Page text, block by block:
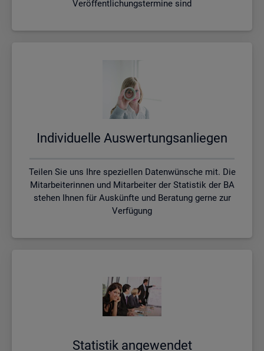
Veröffentlichungstermine sind
In­di­vi­du­el­le Aus­wer­tungs­an­lie­gen
Teilen Sie uns Ihre speziellen Datenwünsche mit. Die
Mitarbeiterinnen und Mitarbeiter der Statistik der BA
stehen Ihnen für Auskünfte und Beratung gerne zur
Verfügung
Sta­tis­tik an­ge­wen­det